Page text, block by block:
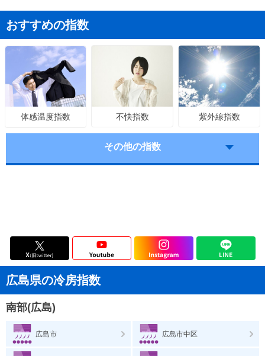
おすすめの指数
体感温度指数 不快指数 紫外線指数
その他の指数
広島県の冷房指数
南部(広島)
広島市 広島市中区